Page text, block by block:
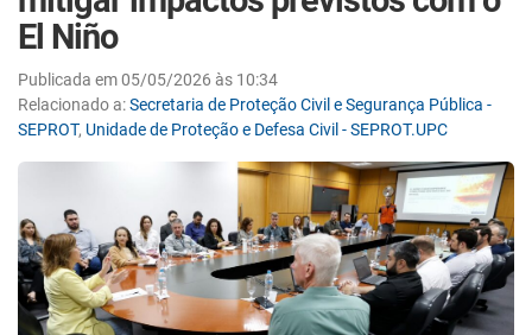
El Niño
Publicada em 05/05/2026 às 10:34
Relacionado a:Secretaria de Proteção Civil e Segurança Pública -
SEPROT, Unidade de Proteção e Defesa Civil - SEPROT.UPC